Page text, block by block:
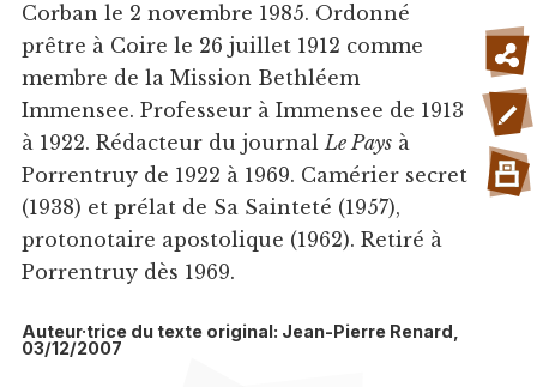
Corban le 2 novembre 1985. Ordonné
prêtre à Coire le 26 juillet 1912 comme
membre de la Mission Bethléem
Immensee. Professeur à Immensee de 1913
à 1922. Rédacteur du journalLe Paysà
Porrentruy de 1922 à 1969. Camérier secret
(1938) et prélat de Sa Sainteté (1957),
protonotaire apostolique (1962). Retiré à
Porrentruy dès 1969.
Auteur·trice du texte original: Jean-Pierre Renard,
03/12/2007